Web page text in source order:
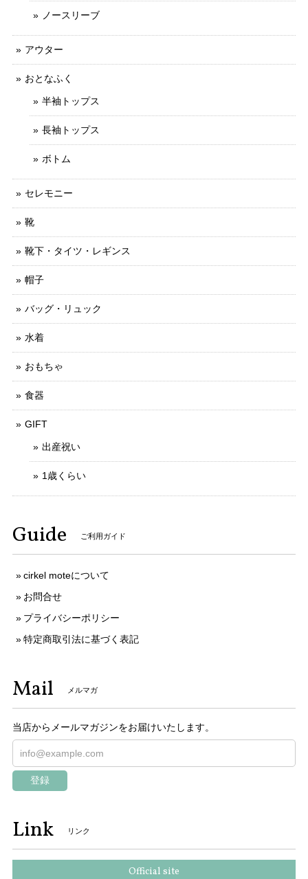
ノースリーブ
アウター
おとなふく
半袖トップス
長袖トップス
ボトム
セレモニー
靴
靴下・タイツ・レギンス
帽子
バッグ・リュック
水着
おもちゃ
食器
GIFT
出産祝い
1歳くらい
Guide ご利用ガイド
cirkel moteについて
お問合せ
プライバシーポリシー
特定商取引法に基づく表記
Mail メルマガ
当店からメールマガジンをお届けいたします。
登録
Link リンク
Official site